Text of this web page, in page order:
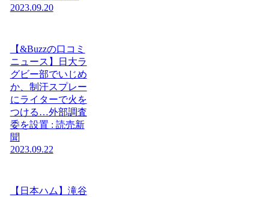
2023.09.20
【&Buzzの口コミ
ニュース】日大ラ
グビー部でいじめ
か、制汗スプレー
にライターで火を
つける…外部調査
委を設置 : 読売新
聞
2023.09.22
【日本ハム】滝谷